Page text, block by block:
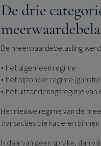
De drie
De meerwaardebelasting
het algemeen regime
het bijzonder regime
het uitzonderingsregime
Het nieuwe regime van de
transacties die kaderen
Is daarvan geen sprake, dan